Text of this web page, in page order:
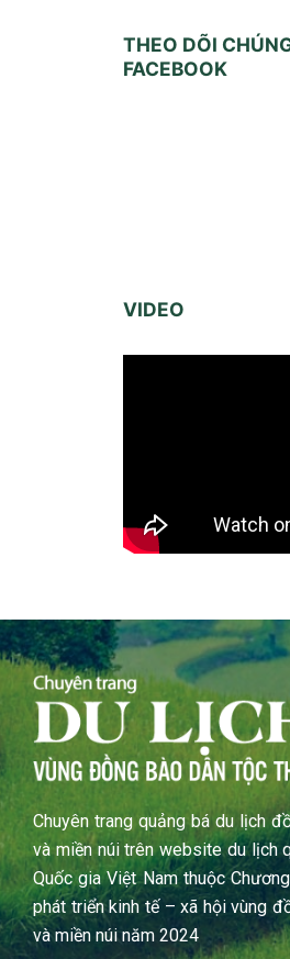
THEO DÕI
FACEBOOK
VIDEO
Chuyên trang quảng bá du lịch
và miền núi trên website du lịch
Quốc gia Việt Nam thuộc
phát triển kinh tế – xã hội vùng
và miền núi năm 2024